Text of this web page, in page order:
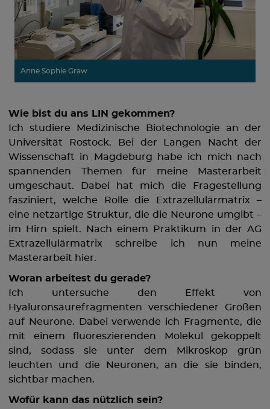
Anne Sophie Graw
Wie bist du ans LIN gekommen?
Ich studiere Medizinische Biotechnologie an der
Universität Rostock. Bei der Langen Nacht der
Wissenschaft in Magdeburg habe ich mich nach
spannenden Themen für meine Masterarbeit
umgeschaut. Dabei hat mich die Fragestellung
fasziniert, welche Rolle die Extrazellulärmatrix –
eine netzartige Struktur, die die Neurone umgibt –
im Hirn spielt. Nach einem Praktikum in der AG
Extrazellulärmatrix schreibe ich nun meine
Masterarbeit hier.
Woran arbeitest du gerade?
Ich untersuche den Effekt von
Hyaluronsäurefragmenten verschiedener Größen
auf Neurone. Dabei verwende ich Fragmente, die
mit einem fluoreszierenden Molekül gekoppelt
sind, sodass sie unter dem Mikroskop grün
leuchten und die Neuronen, an die sie binden,
sichtbar machen.
Wofür kann das nützlich sein?